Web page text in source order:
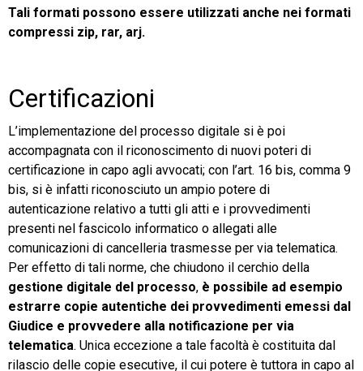
Tali formati possono essere utilizzati anche nei formati
compressi zip, rar, arj.
Certificazioni
L’implementazione del processo digitale si è poi
accompagnata con il riconoscimento di nuovi poteri di
certificazione in capo agli avvocati; con l’art. 16 bis, comma 9
bis, si è infatti riconosciuto un ampio potere di
autenticazione relativo a tutti gli atti e i provvedimenti
presenti nel fascicolo informatico o allegati alle
comunicazioni di cancelleria trasmesse per via telematica.
Per effetto di tali norme, che chiudono il cerchio della
gestione digitale del processo, è possibile ad esempio
estrarre copie autentiche dei provvedimenti emessi dal
Giudice e provvedere alla notificazione per via
telematica. Unica eccezione a tale facoltà è costituita dal
rilascio delle copie esecutive, il cui potere è tuttora in capo al